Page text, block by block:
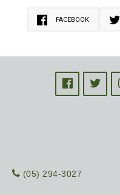
FACEBOOK
(05) 294-3027